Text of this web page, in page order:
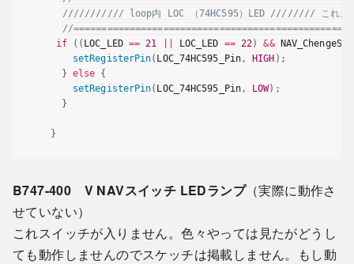
/////////// loop内 LOC （74HC595）LED //////// これだけは
//
if
( ( LOC_LED == 21 LOC_LED == 22) && NAV_ChengeSW
setRegisterPin( LOC_74HC595_Pin, HIGH ) ;
} else {
setRegisterPin( LOC_74HC595_Pin, LOW) ;
}
}
B747-400 V NAVスイッチ LEDランプ（実際に動作さ
せていない）
これスイッチが入りません。色々やっては見たがどうし
ても動作しませんのでスケッチは掲載しません。もし動